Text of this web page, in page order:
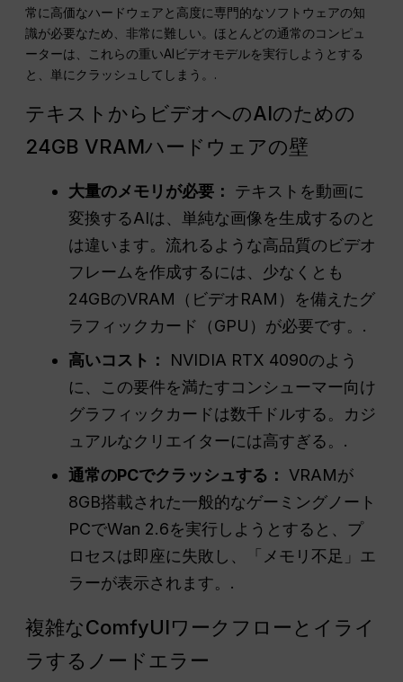
常に高価なハードウェアと高度に専門的なソフトウェアの知
識が必要なため、非常に難しい。ほとんどの通常のコンピュ
ーターは、これらの重いAIビデオモデルを実行しようとする
と、単にクラッシュしてしまう。.
テキストからビデオへのAIのための
24GB VRAMハードウェアの壁
大量のメモリが必要：
テキストを動画に
変換するAIは、単純な画像を生成するのと
は違います。流れるような高品質のビデオ
フレームを作成するには、少なくとも
24GBのVRAM（ビデオRAM）を備えたグ
ラフィックカード（GPU）が必要です。.
高いコスト：
NVIDIA RTX 4090のよう
に、この要件を満たすコンシューマー向け
グラフィックカードは数千ドルする。カジ
ュアルなクリエイターには高すぎる。.
通常のPCでクラッシュする： VRAMが
8GB搭載された一般的なゲーミングノート
PCでWan 2.6を実行しようとすると、プ
ロセスは即座に失敗し、「メモリ不足」エ
ラーが表示されます。.
複雑なComfyUIワークフローとイライ
ラするノードエラー